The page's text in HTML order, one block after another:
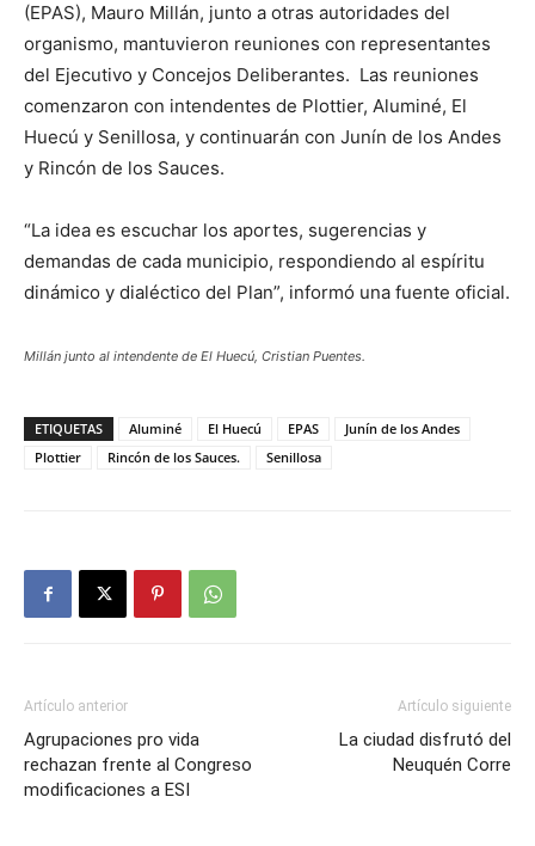
(EPAS), Mauro Millán, junto a otras autoridades del
organismo, mantuvieron reuniones con representantes
del Ejecutivo y Concejos Deliberantes. Las reuniones
comenzaron con intendentes de Plottier, Aluminé, El
Huecú y Senillosa, y continuarán con Junín de los Andes
y Rincón de los Sauces.
“La idea es escuchar los aportes, sugerencias y
demandas de cada municipio, respondiendo al espíritu
dinámico y dialéctico del Plan”, informó una fuente oficial.
Millán junto al intendente de El Huecú, Cristian Puentes.
ETIQUETAS Aluminé El Huecú EPAS
Junín de los Andes
Plottier
Rincón de los Sauces. Senillosa
Artículo anterior
Agrupaciones pro vida
rechazan frente al Congreso
modificaciones a ESI
Artículo siguiente
La ciudad disfrutó del
Neuquén Corre